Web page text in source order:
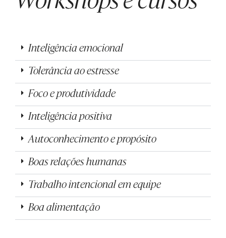
Inteligência emocional
Tolerância ao estresse
Foco e produtividade
Inteligência positiva
Autoconhecimento e propósito
Boas relações humanas
Trabalho intencional em equipe
Boa alimentação